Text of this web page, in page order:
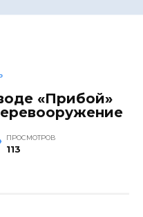
«Прибой»
ПРОСМОТРОВ
113